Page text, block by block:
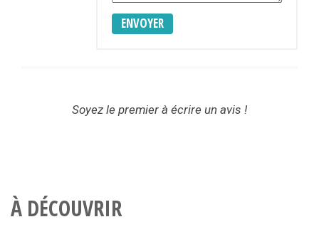
ENVOYER
Soyez le premier à écrire un avis !
À DÉCOUVRIR